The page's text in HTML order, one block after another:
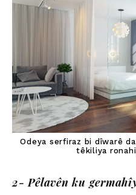
Odeya serfiraz bi dîwarê
têkiliya
2- Pêlavên ku